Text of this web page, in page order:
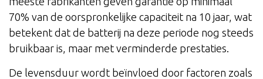
70% van de oorspronkelijke capaciteit na 10 jaar, wat
betekent dat de batterij na deze periode nog steeds
bruikbaar is, maar met verminderde prestaties.
De levensduur wordt beïnvloed door factoren zoals